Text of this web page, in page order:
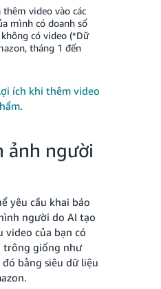
video vào các
mình có doanh số
có video (*Dữ
tháng 1 đến
ích khi thêm video
.
ảnh người
yêu cầu khai báo
người do AI tạo
của bạn có
trông giống như
bằng siêu dữ liệu